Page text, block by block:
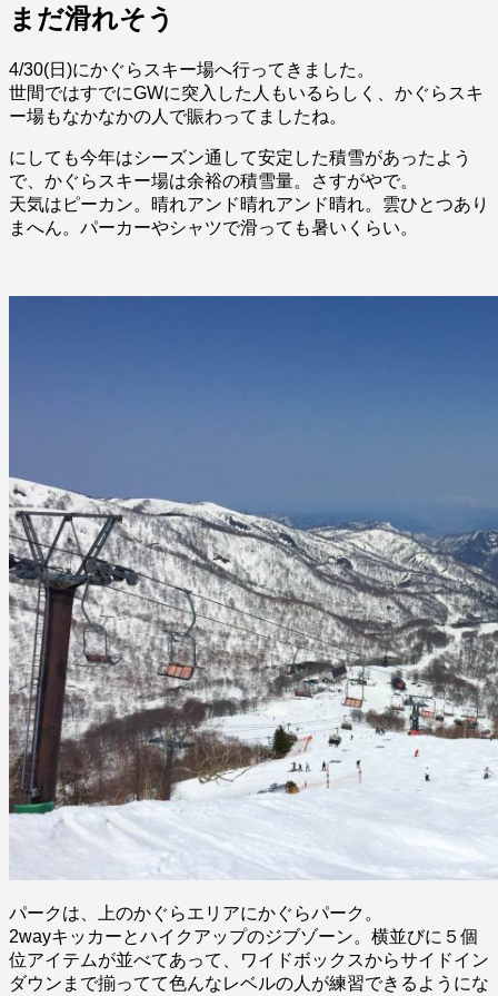
まだ滑れそう
4/30(日)にかぐらスキー場へ行ってきました。
世間ではすでにGWに突入した人もいるらしく、かぐらスキ
ー場もなかなかの人で賑わってましたね。
にしても今年はシーズン通して安定した積雪があったよう
で、かぐらスキー場は余裕の積雪量。さすがやで。
天気はピーカン。晴れアンド晴れアンド晴れ。雲ひとつあり
まへん。パーカーやシャツで滑っても暑いくらい。
パークは、上のかぐらエリアにかぐらパーク。
2wayキッカーとハイクアップのジブゾーン。横並びに５個
位アイテムが並べてあって、ワイドボックスからサイドイン
ダウンまで揃ってて色んなレベルの人が練習できるようにな